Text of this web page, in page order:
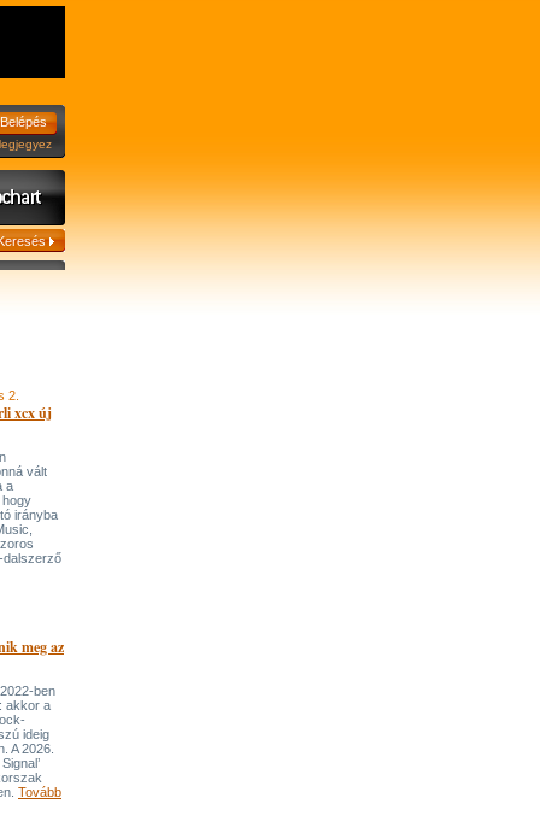
2.
xcx új
vált
a
hogy
irányba
dalszerző
meg az
ben
akkor a
ideig
A 2026.
Tovább